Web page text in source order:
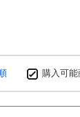
購入可能